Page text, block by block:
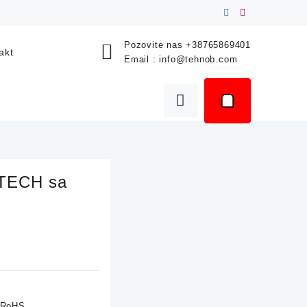
Pozovite nas +38765869401
Email :info@tehnob.com
sa